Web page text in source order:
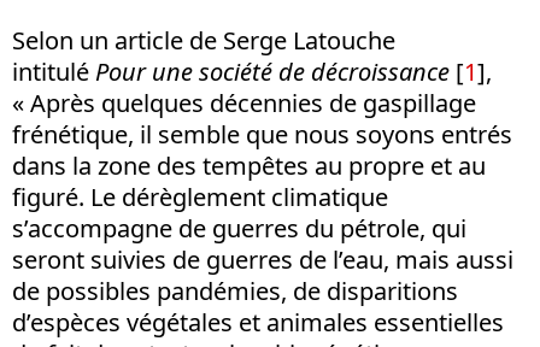
Selon un article de Serge Latouche
intitulé Pour une société de décroissance [1],
« Après quelques décennies de gaspillage
frénétique, il semble que nous soyons entrés
dans la zone des tempêtes au propre et au
figuré. Le dérèglement climatique
s’accompagne de guerres du pétrole, qui
seront suivies de guerres de l’eau, mais aussi
de possibles pandémies, de disparitions
d’espèces végétales et animales essentielles